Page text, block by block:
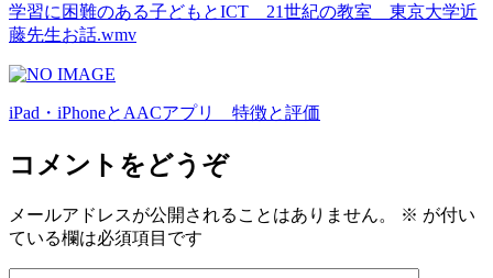
学習に困難のある子どもとICT 21世紀の教室 東京大学近
藤先生お話.wmv
iPad・iPhoneとAACアプリ 特徴と評価
コメントをどうぞ
メールアドレスが公開されることはありません。 ※ が付い
ている欄は必須項目です